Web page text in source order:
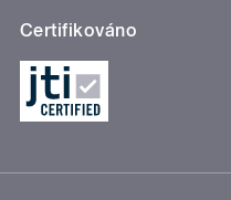
Certifikováno